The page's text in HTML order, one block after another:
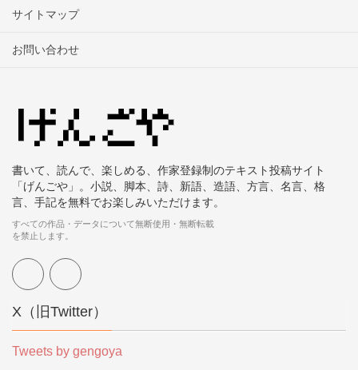
サイトマップ
お問い合わせ
書いて、読んで、楽しめる、作家登録制のテキスト投稿サイト
「げんごや」。小説、脚本、詩、新語、造語、方言、名言、格
言、手記を無料でお楽しみいただけます。
すべての作品・データについて無断使用・無断転載
を禁止します。
X（旧Twitter）
Tweets by gengoya